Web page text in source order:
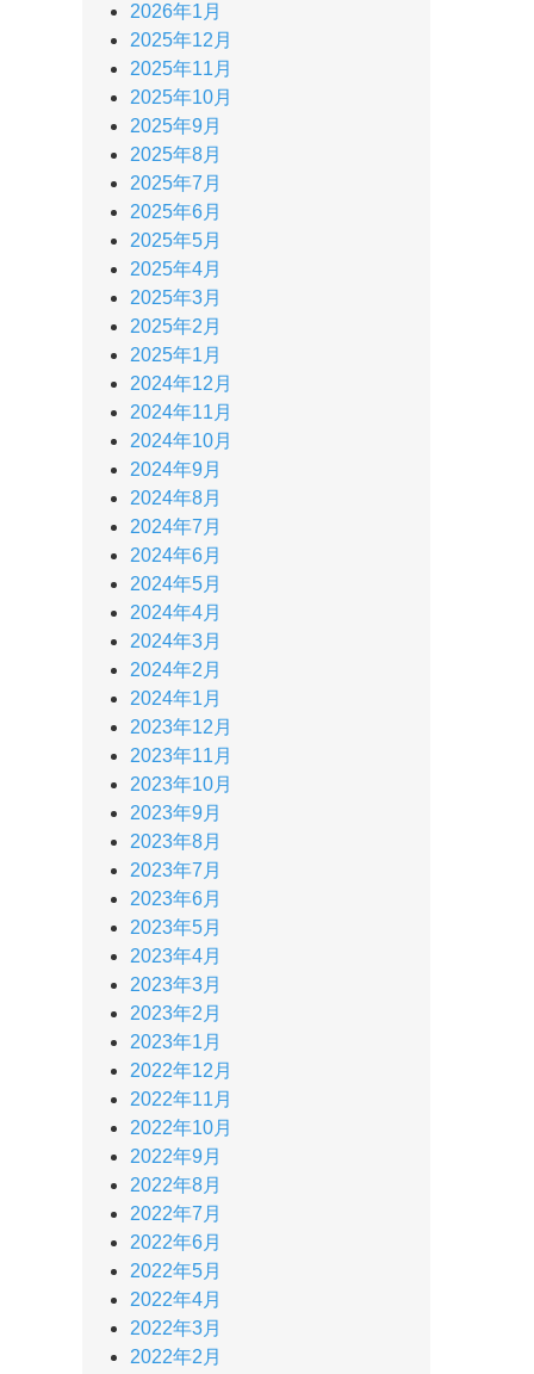
2026年1月
2025年12月
2025年11月
2025年10月
2025年9月
2025年8月
2025年7月
2025年6月
2025年5月
2025年4月
2025年3月
2025年2月
2025年1月
2024年12月
2024年11月
2024年10月
2024年9月
2024年8月
2024年7月
2024年6月
2024年5月
2024年4月
2024年3月
2024年2月
2024年1月
2023年12月
2023年11月
2023年10月
2023年9月
2023年8月
2023年7月
2023年6月
2023年5月
2023年4月
2023年3月
2023年2月
2023年1月
2022年12月
2022年11月
2022年10月
2022年9月
2022年8月
2022年7月
2022年6月
2022年5月
2022年4月
2022年3月
2022年2月